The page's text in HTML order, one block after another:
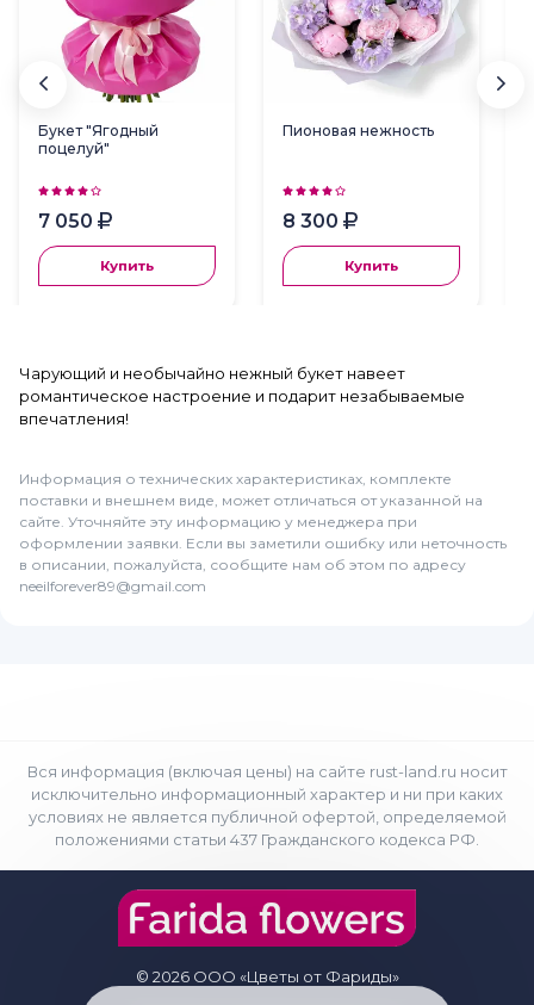
Букет "Ягодный
поцелуй"
7 050
Купить
Пионовая нежность
8 300
Купить
Чарующий и необычайно нежный букет навеет
романтическое настроение и подарит незабываемые
впечатления!
Информация о технических характеристиках, комплекте
поставки и внешнем виде, может отличаться от указанной на
сайте. Уточняйте эту информацию у менеджера при
оформлении заявки. Если вы заметили ошибку или неточность
в описании, пожалуйста, сообщите нам об этом по адресу
neeilforever89@gmail.com
Вся информация (включая цены) на сайте rust-land.ru носит
исключительно информационный характер и ни при каких
условиях не является публичной офертой, определяемой
положениями статьи 437 Гражданского кодекса РФ.
© 2026 ООО «Цветы от Фариды»